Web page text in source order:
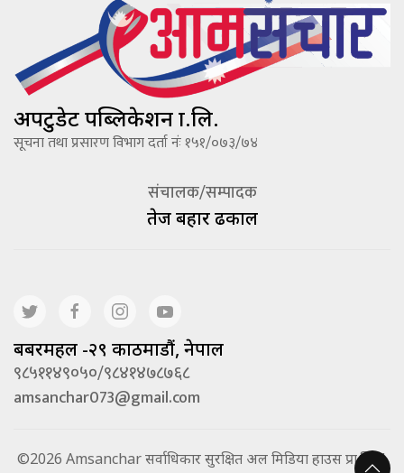
अपटुडेट पब्लिकेशन प्रा.लि.
सूचना तथा प्रसारण विभाग दर्ता नंः १५१/०७३/७४
संचालक/सम्पादक
तेज बहादूर ढकाल
बबरमहल -२९ काठमाडौं, नेपाल
९८५११४९०५०/९८४१४७८७६८
amsanchar073@gmail.com
©2026 Amsanchar सर्वाधिकार सुरक्षित अल मिडिया हाउस प्रा.लि. |